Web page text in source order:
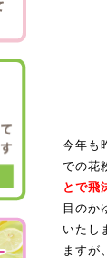
今年も
での花
とで飛
目のか
いたし
ますが